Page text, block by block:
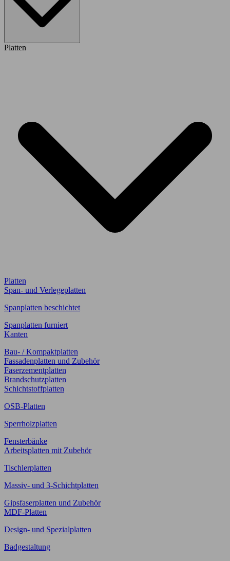
Platten
Platten
Span- und Verlegeplatten
Spanplatten beschichtet
Spanplatten furniert
Kanten
Bau- / Kompaktplatten
Fassadenplatten und Zubehör
Faserzementplatten
Brandschutzplatten
Schichtstoffplatten
OSB-Platten
Sperrholzplatten
Fensterbänke
Arbeitsplatten mit Zubehör
Tischlerplatten
Massiv- und 3-Schichtplatten
Gipsfaserplatten und Zubehör
MDF-Platten
Design- und Spezialplatten
Badgestaltung